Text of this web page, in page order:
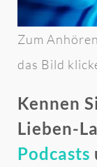
Zum
das Bild
Kennen
Lieben-
Podcasts